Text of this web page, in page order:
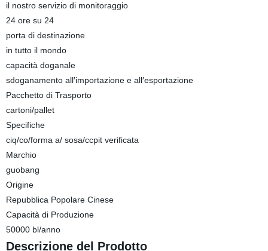
il nostro servizio di monitoraggio
24 ore su 24
porta di destinazione
in tutto il mondo
capacità doganale
sdoganamento all′importazione e all′esportazione
Pacchetto di Trasporto
cartoni/pallet
Specifiche
ciq/co/forma a/ sosa/ccpit verificata
Marchio
guobang
Origine
Repubblica Popolare Cinese
Capacità di Produzione
50000 bl/anno
Descrizione del Prodotto